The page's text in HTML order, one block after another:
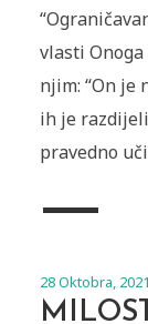
vlasti
njim: “On je
ih je
pravedno
28 Oktobra, 2021